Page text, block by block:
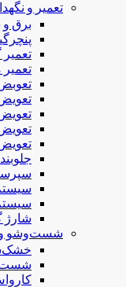
تعمیر و
برق و
شارژ
شست‌وشو و